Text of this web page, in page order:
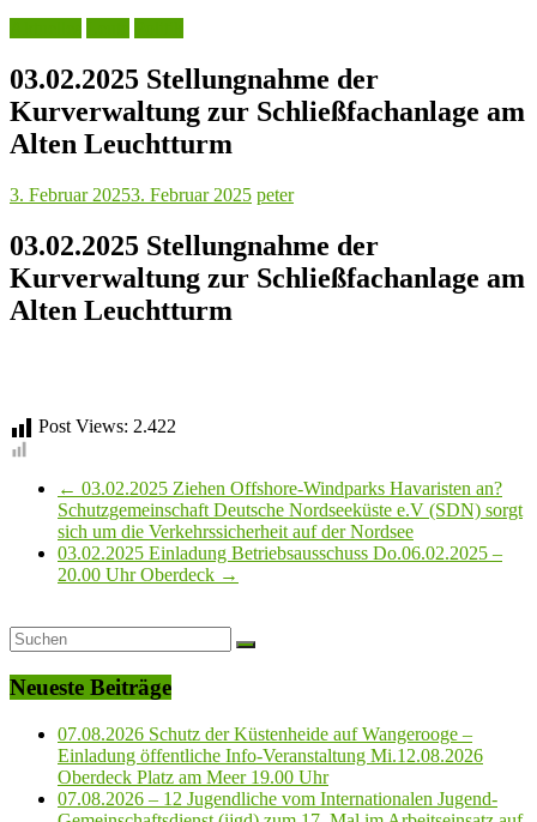
03.02.2025 Stellungnahme der
Kurverwaltung zur Schließfachanlage am
Alten Leuchtturm
3. Februar 20253. Februar 2025 peter
03.02.2025 Stellungnahme der
Kurverwaltung zur Schließfachanlage am
Alten Leuchtturm
Post Views: 2.422
← 03.02.2025 Ziehen Offshore-Windparks Havaristen an?
Schutzgemeinschaft Deutsche Nordseeküste e.V (SDN) sorgt
sich um die Verkehrssicherheit auf der Nordsee
03.02.2025 Einladung Betriebsausschuss Do.06.02.2025 –
20.00 Uhr Oberdeck →
Neueste Beiträge
07.08.2026 Schutz der Küstenheide auf Wangerooge –
Einladung öffentliche Info-Veranstaltung Mi.12.08.2026
Oberdeck Platz am Meer 19.00 Uhr
07.08.2026 – 12 Jugendliche vom Internationalen Jugend-